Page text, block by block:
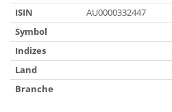
ISIN
AU0000332447
Symbol
Indizes
Land
Branche